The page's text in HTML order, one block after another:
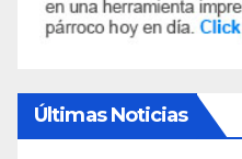
Últimas Noticias